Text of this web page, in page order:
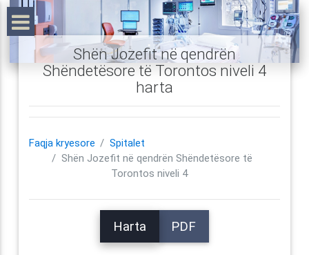
Shën Jozefit në qendrën
Shëndetësore të Torontos niveli 4
harta
Faqja kryesore
Spitalet
Shën Jozefit në qendrën Shëndetësore të
Torontos niveli 4
Harta PDF